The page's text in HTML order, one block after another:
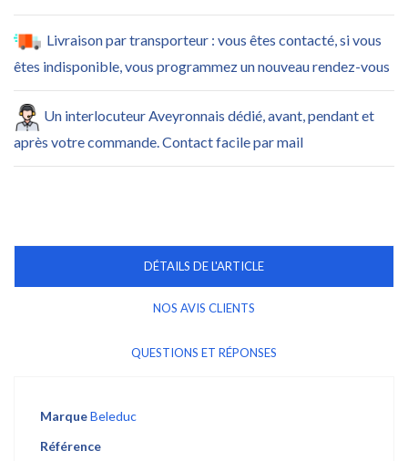
Livraison par transporteur : vous êtes contacté, si vous
êtes indisponible, vous programmez un nouveau rendez-vous
Un interlocuteur Aveyronnais dédié, avant, pendant et
après votre commande. Contact facile par mail
DÉTAILS DE L'ARTICLE
NOS AVIS CLIENTS
QUESTIONS ET RÉPONSES
MarqueBeleduc
Référence